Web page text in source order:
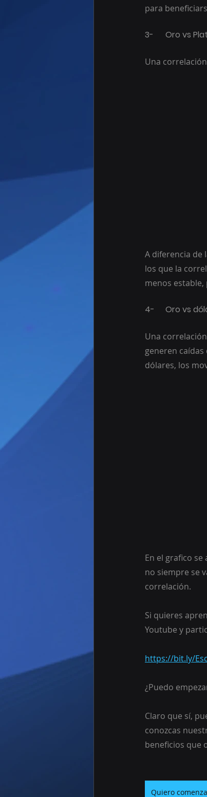
para
3-	Oro vs
Una
A diferencia de
los que la
menos
4-	Oro vs
Una
generen
dólares, los
En el grafico
no siempre se
correlación.
Si quieres
Youtube y
https://bit.ly/
¿Puedo
Claro que sí,
conozcas
beneficios que
Quiero